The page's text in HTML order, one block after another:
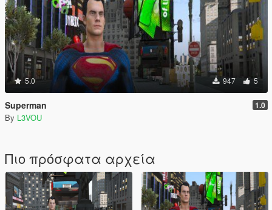
5.0 947 5
Superman 1.0
By L3VOU
Πιο πρόσφατα αρχεία